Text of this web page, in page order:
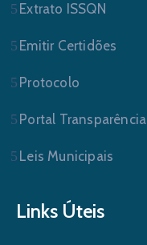
Extrato ISSQN
Emitir Certidões
Protocolo
Portal Transparência
Leis Municipais
Links Úteis